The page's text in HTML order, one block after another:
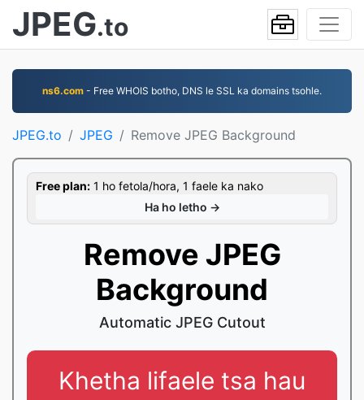
JPEG.to
ns6.com - Free WHOIS botho, DNS le SSL ka domains tsohle.
JPEG.to JPEG Remove JPEG Background
Free plan: 1 ho fetola/hora, 1 faele ka nako
Ha ho letho →
Remove JPEG
Background
Automatic JPEG Cutout
Khetha lifaele tsa hau